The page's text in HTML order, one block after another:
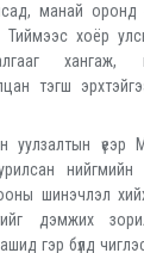
манай оронд
хоёр
хангаж,
тэгш
уулзалтын үеэр
шинэчлэл
дэмжих
гэр бүлд